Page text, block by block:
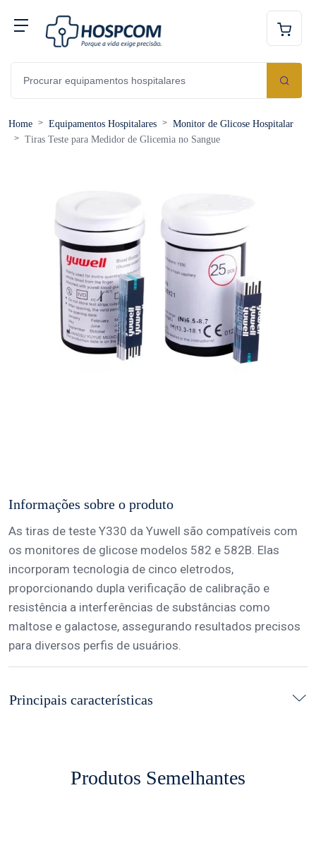
Home Equipamentos Hospitalares
Monitor de Glicose Hospitalar
Tiras Teste para Medidor de Glicemia no Sangue
Informações sobre o produto
As tiras de teste Y330 da Yuwell são compatíveis com
os monitores de glicose modelos 582 e 582B. Elas
incorporam tecnologia de cinco eletrodos,
proporcionando dupla verificação de calibração e
resistência a interferências de substâncias como
maltose e galactose, assegurando resultados precisos
para diversos perfis de usuários.
Principais características
Produtos Semelhantes